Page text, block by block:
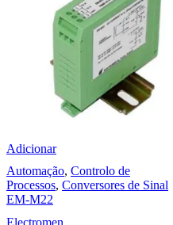
Adicionar
Automação, Controlo de
Processos, Conversores de Sinal
EM-M22